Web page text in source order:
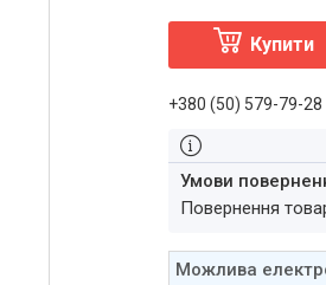
Купити
+380 (50) 579-79-28
повернення